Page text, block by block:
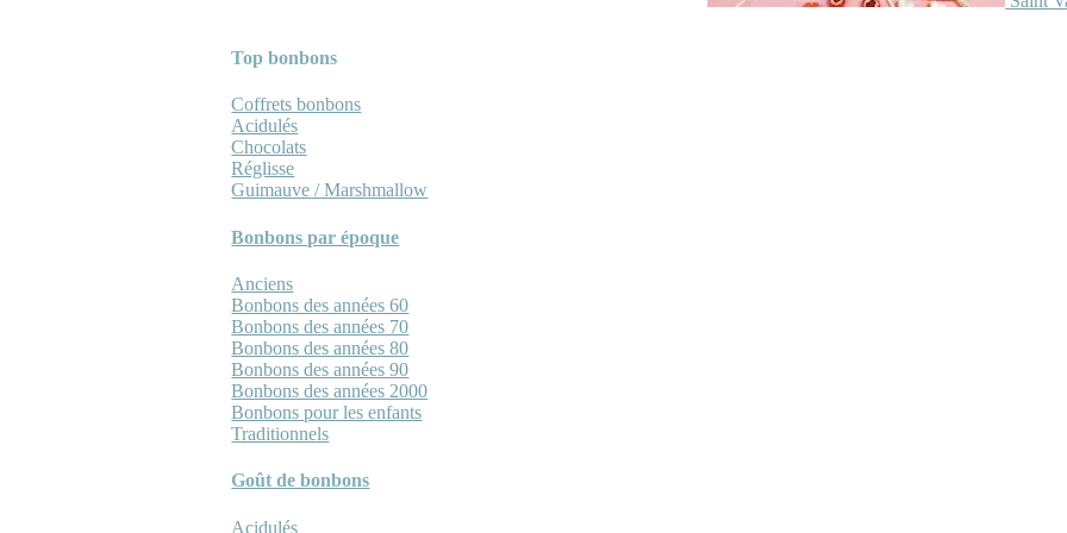
Top bonbons
Coffrets bonbons
Acidulés
Chocolats
Réglisse
Guimauve / Marshmallow
Bonbons par époque
Anciens
Bonbons des années 60
Bonbons des années 70
Bonbons des années 80
Bonbons des années 90
Bonbons des années 2000
Bonbons pour les enfants
Traditionnels
Goût de bonbons
Acidulés